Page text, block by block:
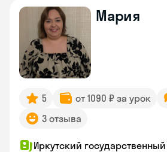
Мария
5 от 1090 ₽ за урок
3 отзыва
Иркутский государственный